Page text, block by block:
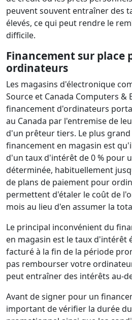
peuvent souvent entraîner des
élevés, ce qui peut rendre le
difficile.
Financement sur place
ordinateurs
Les magasins d'électronique
Source et Canada Computers &
financement d'ordinateurs
au Canada par l'entremise de
d'un prêteur tiers. Le plus
financement en magasin est
d'un taux d'intérêt de 0 % pour
déterminée, habituellement
de plans de paiement pour
permettent d'étaler le coût de
mois au lieu d'en assumer la
Le principal inconvénient du
en magasin est le taux d'intérêt
facturé à la fin de la période
pas rembourser votre
peut entraîner des intérêts au-
Avant de signer pour un
important de vérifier la durée